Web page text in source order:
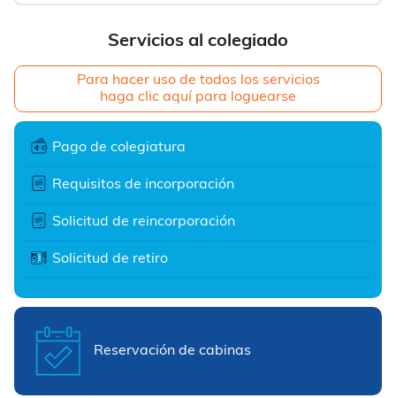
Servicios al colegiado
Para hacer uso de todos los servicios
haga clic aquí para loguearse
Pago de colegiatura
Requisitos de incorporación
Solicitud de reincorporación
Solicitud de retiro
Reservación de cabinas